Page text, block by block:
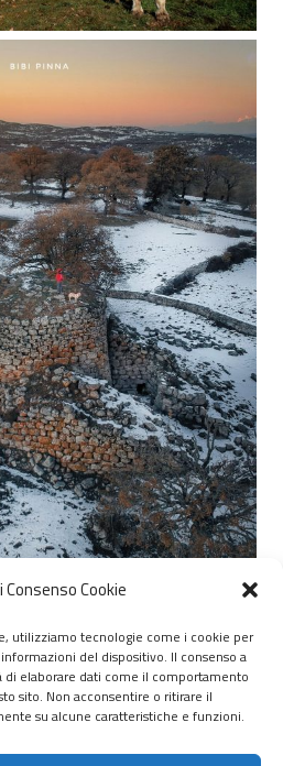
Cookie
utilizziamo tecnologie come i cookie per
del dispositivo. Il consenso a
elaborare dati come il comportamento
sito. Non acconsentire o ritirare il
su alcune caratteristiche e funzioni.
rete dei Nuraghi – webdesign: